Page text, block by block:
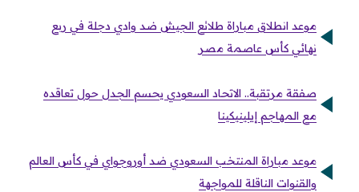
موعد انطلاق مباراة طلائع الجيش ضد وادي دجلة في ربع
نهائي كأس عاصمة مصر
صفقة مرتقبة.. الاتحاد السعودي يحسم الجدل حول تعاقده
مع المهاجم إيلينيكينا
موعد مباراة المنتخب السعودي ضد أوروجواي في كأس العالم
والقنوات الناقلة للمواجهة